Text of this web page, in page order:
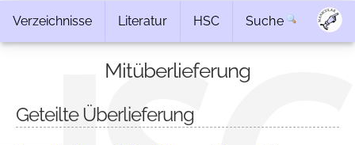
Verzeichnisse Literatur HSC Suche
Mitüberlieferung
Geteilte Überlieferung